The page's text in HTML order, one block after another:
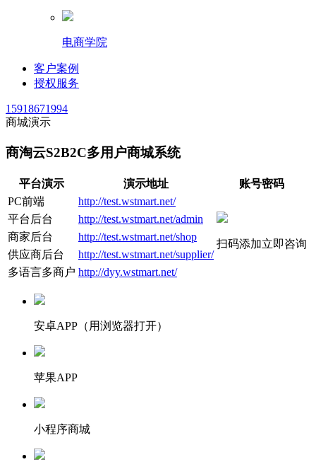
电商学院
客户案例
授权服务
15918671994
商城演示
商淘云S2B2C多用户商城系统
平台演示 演示地址
账号密码
PC前端
http://test.wstmart.net/
扫码添加立即咨询
平台后台
http://test.wstmart.net/admin
商家后台
http://test.wstmart.net/shop
供应商后台
http://test.wstmart.net/supplier/
多语言多商户 http://dyy.wstmart.net/
安卓APP（用浏览器打开）
苹果APP
小程序商城